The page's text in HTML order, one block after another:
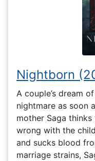
Nightborn
A couple’s dream
nightmare as soon
mother Saga thinks
wrong with the
and sucks blood
marriage strains,